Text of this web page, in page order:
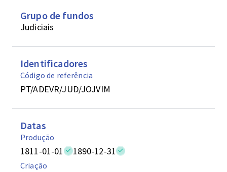
Grupo de fundos
Judiciais
Identificadores
Código de referência
PT/ADEVR/JUD/JOJVIM
Datas
Produção
1811-01-01 1890-12-31
Criação